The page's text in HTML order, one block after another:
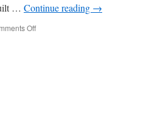
… Continue reading →
Offon